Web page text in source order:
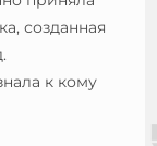
созданная
к кому